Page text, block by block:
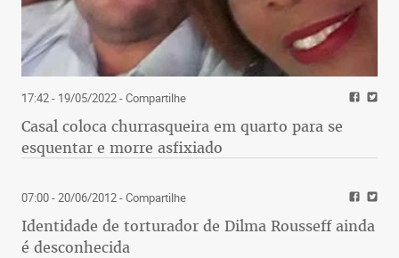
17:42 - 19/05/2022- Compartilhe
Casal coloca churrasqueira em quarto para se
esquentar e morre asfixiado
07:00 - 20/06/2012- Compartilhe
Identidade de torturador de Dilma Rousseff ainda
é desconhecida